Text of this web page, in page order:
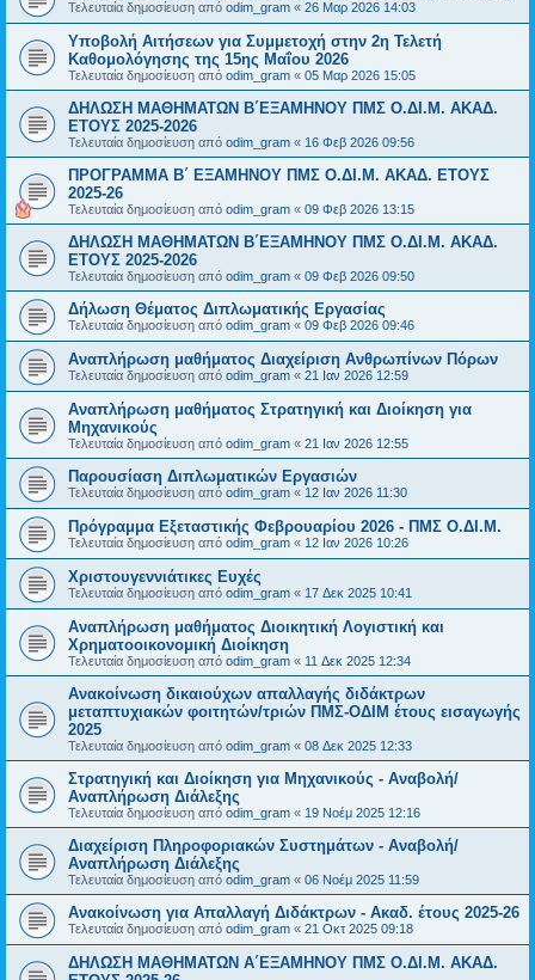
Τελευταία δημοσίευση από odim_gram « 26 Μαρ 2026 14:03
Υποβολή Αιτήσεων για Συμμετοχή στην 2η Τελετή
Καθομολόγησης της 15ης Μαΐου 2026
Τελευταία δημοσίευση από odim_gram « 05 Μαρ 2026 15:05
ΔΗΛΩΣΗ ΜΑΘΗΜΑΤΩΝ Β΄ΕΞΑΜΗΝΟΥ ΠΜΣ Ο.ΔΙ.Μ. ΑΚΑΔ.
ΕΤΟΥΣ 2025-2026
Τελευταία δημοσίευση από odim_gram « 16 Φεβ 2026 09:56
ΠΡΟΓΡΑΜΜΑ Β΄ ΕΞΑΜΗΝΟΥ ΠΜΣ Ο.ΔΙ.Μ. ΑΚΑΔ. ΕΤΟΥΣ
2025-26
Τελευταία δημοσίευση από odim_gram « 09 Φεβ 2026 13:15
ΔΗΛΩΣΗ ΜΑΘΗΜΑΤΩΝ Β΄ΕΞΑΜΗΝΟΥ ΠΜΣ Ο.ΔΙ.Μ. ΑΚΑΔ.
ΕΤΟΥΣ 2025-2026
Τελευταία δημοσίευση από odim_gram « 09 Φεβ 2026 09:50
Δήλωση Θέματος Διπλωματικής Εργασίας
Τελευταία δημοσίευση από odim_gram « 09 Φεβ 2026 09:46
Αναπλήρωση μαθήματος Διαχείριση Ανθρωπίνων Πόρων
Τελευταία δημοσίευση από odim_gram « 21 Ιαν 2026 12:59
Αναπλήρωση μαθήματος Στρατηγική και Διοίκηση για
Μηχανικούς
Τελευταία δημοσίευση από odim_gram « 21 Ιαν 2026 12:55
Παρουσίαση Διπλωματικών Εργασιών
Τελευταία δημοσίευση από odim_gram « 12 Ιαν 2026 11:30
Πρόγραμμα Εξεταστικής Φεβρουαρίου 2026 - ΠΜΣ Ο.ΔΙ.Μ.
Τελευταία δημοσίευση από odim_gram « 12 Ιαν 2026 10:26
Χριστουγεννιάτικες Ευχές
Τελευταία δημοσίευση από odim_gram « 17 Δεκ 2025 10:41
Αναπλήρωση μαθήματος Διοικητική Λογιστική και
Χρηματοοικονομική Διοίκηση
Τελευταία δημοσίευση από odim_gram « 11 Δεκ 2025 12:34
Ανακοίνωση δικαιούχων απαλλαγής διδάκτρων
μεταπτυχιακών φοιτητών/τριών ΠΜΣ-ΟΔΙΜ έτους εισαγωγής
2025
Τελευταία δημοσίευση από odim_gram « 08 Δεκ 2025 12:33
Στρατηγική και Διοίκηση για Μηχανικούς - Αναβολή/
Αναπλήρωση Διάλεξης
Τελευταία δημοσίευση από odim_gram « 19 Νοέμ 2025 12:16
Διαχείριση Πληροφοριακών Συστημάτων - Αναβολή/
Αναπλήρωση Διάλεξης
Τελευταία δημοσίευση από odim_gram « 06 Νοέμ 2025 11:59
Ανακοίνωση για Απαλλαγή Διδάκτρων - Ακαδ. έτους 2025-26
Τελευταία δημοσίευση από odim_gram « 21 Οκτ 2025 09:18
ΔΗΛΩΣΗ ΜΑΘΗΜΑΤΩΝ Α΄ΕΞΑΜΗΝΟΥ ΠΜΣ Ο.ΔΙ.Μ. ΑΚΑΔ.